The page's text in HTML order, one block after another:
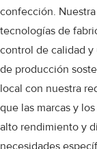
confección.
tecnologías de
control de calidad
de producción
local con nuestra
que las marcas y
alto rendimiento y
necesidades